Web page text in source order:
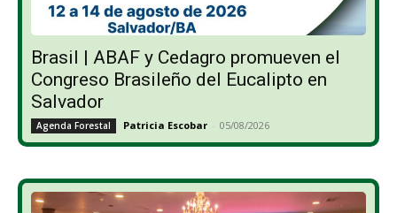
Brasil | ABAF y Cedagro promueven el
Congreso Brasileño del Eucalipto en
Salvador
Agenda Forestal Patricia Escobar - 05/08/2026